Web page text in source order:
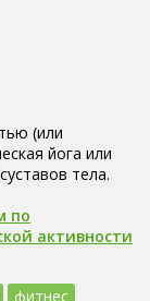
(или
йога или
тела.
по
активности
фитнес